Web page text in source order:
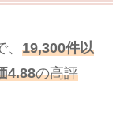
19,300件以
4.88の高評